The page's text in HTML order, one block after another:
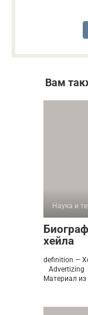
Вам
Наука и
хейла
definition —
Advertizing
Материал из